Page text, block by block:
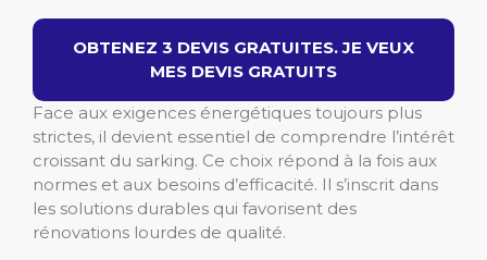
OBTENEZ 3 DEVIS GRATUITES. JE VEUX
MES DEVIS GRATUITS
Face aux exigences énergétiques toujours plus
strictes, il devient essentiel de comprendre l’intérêt
croissant du sarking. Ce choix répond à la fois aux
normes et aux besoins d’efficacité. Il s’inscrit dans
les solutions durables qui favorisent des
rénovations lourdes de qualité.